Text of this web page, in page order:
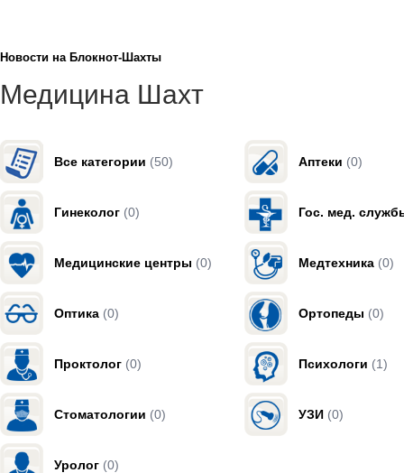
Новости на Блoкнoт-Шахты
Медицина Шахт
Все категории (50) Аптеки (0)
Гинеколог (0) Гос. мед.
Медицинские центры (0) Медтехника (0)
Оптика (0) Ортопеды (0)
Проктолог (0) Психологи (1)
Стоматологии (0) УЗИ (0)
Уролог (0)